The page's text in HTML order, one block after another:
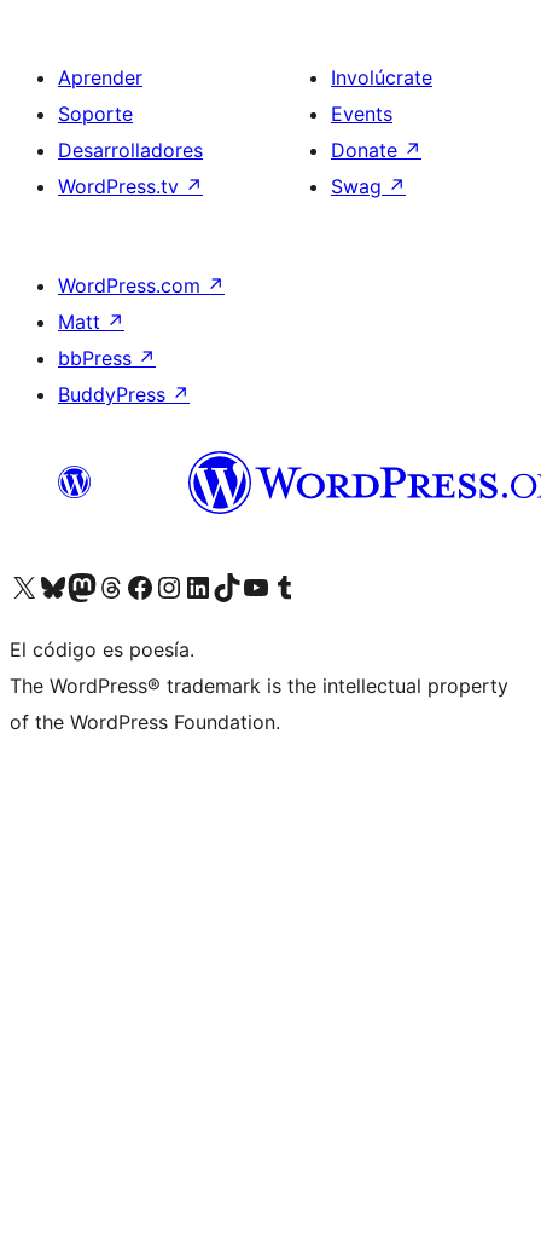
Aprender
Soporte
Desarrolladores
WordPress.tv ↗
Involúcrate
Events
Donate ↗
Swag ↗
WordPress.com ↗
Matt ↗
bbPress ↗
BuddyPress ↗
Visit our X (formerly Twitter) account
Visit our Bluesky account
Visit our Mastodon account
Visit our Threads account
Visita nuestra página de Facebook
Visita nuestra cuenta de Instagram
Visita nuestra cuenta de LinkedIn
Visit our TikTok account
Visita nuestro canal de YouTube
Visit our Tumblr account
El código es poesía.
The WordPress® trademark is the intellectual property
of the WordPress Foundation.